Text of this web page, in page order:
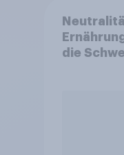
die